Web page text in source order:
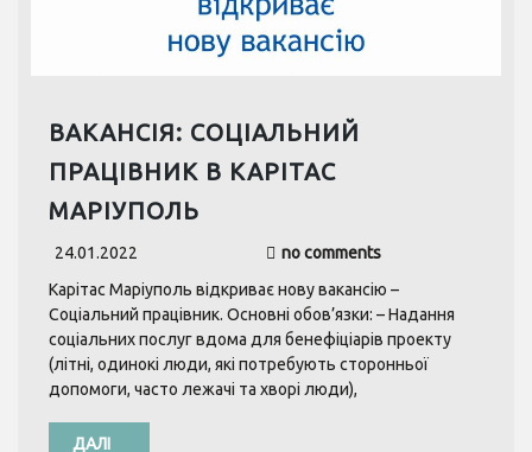
ВАКАНСІЯ: СОЦІАЛЬНИЙ
ПРАЦІВНИК В КАРІТАС
МАРІУПОЛЬ
24.01.2022
no comments
Карітас Маріуполь відкриває нову вакансію –
Соціальний працівник. Основні обов’язки: – Надання
соціальних послуг вдома для бенефіціарів проекту
(літні, одинокі люди, які потребують сторонньої
допомоги, часто лежачі та хворі люди),
ДАЛІ